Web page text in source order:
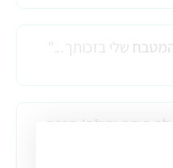
שלי בזכותך..."
תודה גדולה! הרבה
הפכתי אותם באמת